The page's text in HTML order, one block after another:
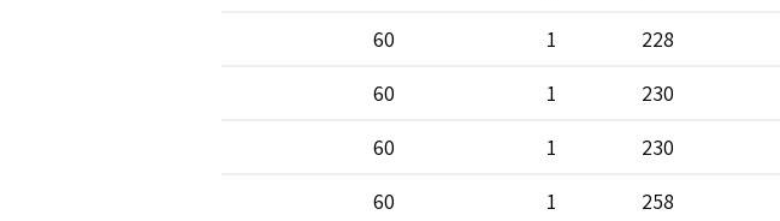
228
1
60
230
1
60
230
1
60
258
1
60